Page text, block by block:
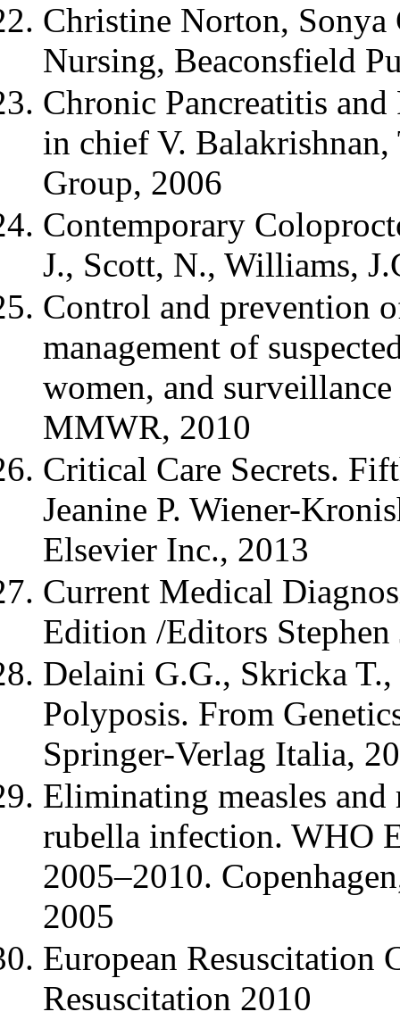
Christine Norton, Sonya
Nursing, Beaconsfield
Chronic Pancreatitis
in chief V.
Group, 2006
Contemporary
J., Scott, N., Williams,
Control and prevention
management of
women, and
MMWR, 2010
Critical Care Secrets.
Jeanine P. Wiener-
Elsevier Inc., 2013
Current Medical
Edition /Editors
Delaini G.G., Skricka
Polyposis. From
Springer-Verlag Italia,
Eliminating measles
rubella infection. WHO
2005–2010.
2005
European Resuscitation
Resuscitation 2010